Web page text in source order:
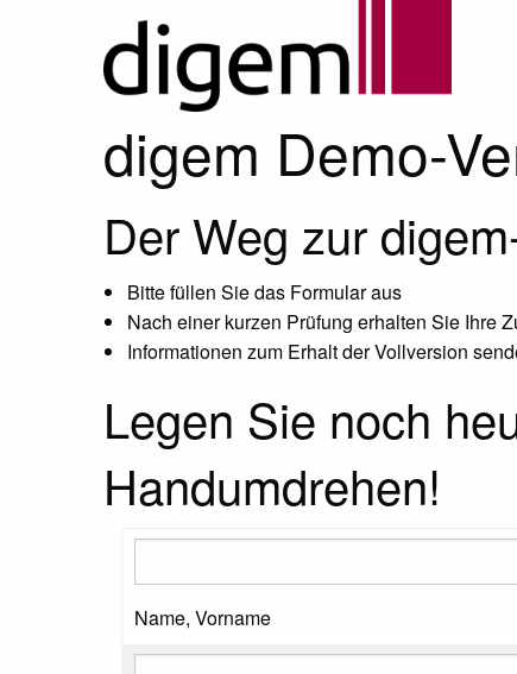
digem Demo-
Der Weg zur
Bitte füllen Sie das Formular aus
Nach einer kurzen Prüfung erhalten Sie Ihre
Informationen zum Erhalt der Vollversion
Legen Sie noch
Handumdrehen!
Name, Vorname